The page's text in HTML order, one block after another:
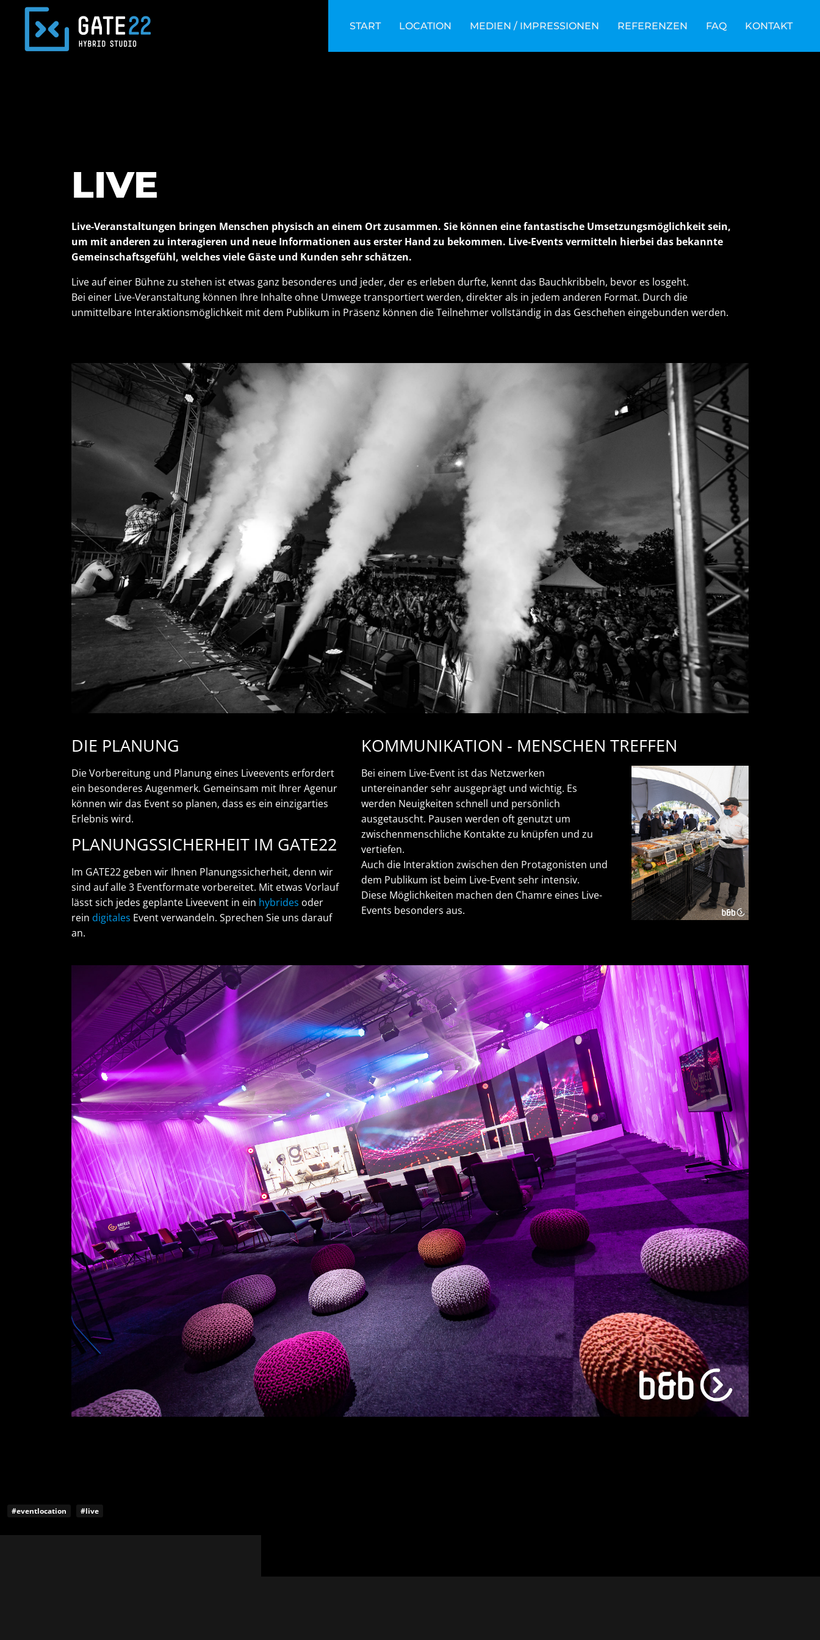
START LOCATION MEDIEN / IMPRESSIONEN REFERENZEN FAQ KONTAKT
LIVE
Live-Veranstaltungen bringen Menschen physisch an einem Ort zusammen. Sie können eine fantastische Umsetzungsmöglichkeit sein,
um mit anderen zu interagieren und neue Informationen aus erster Hand zu bekommen. Live-Events vermitteln hierbei das bekannte
Gemeinschaftsgefühl, welches viele Gäste und Kunden sehr schätzen.
Live auf einer Bühne zu stehen ist etwas ganz besonderes und jeder, der es erleben durfte, kennt das Bauchkribbeln, bevor es losgeht.
Bei einer Live-Veranstaltung können Ihre Inhalte ohne Umwege transportiert werden, direkter als in jedem anderen Format. Durch die
unmittelbare Interaktionsmöglichkeit mit dem Publikum in Präsenz können die Teilnehmer vollständig in das Geschehen eingebunden werden.
DIE PLANUNG
Die Vorbereitung und Planung eines Liveevents erfordert
ein besonderes Augenmerk. Gemeinsam mit Ihrer Agenur
können wir das Event so planen, dass es ein einzigarties
Erlebnis wird.
PLANUNGSSICHERHEIT IM GATE22
Im GATE22 geben wir Ihnen Planungssicherheit, denn wir
sind auf alle 3 Eventformate vorbereitet. Mit etwas Vorlauf
lässt sich jedes geplante Liveevent in ein hybrides oder
rein digitales Event verwandeln. Sprechen Sie uns darauf
an.
KOMMUNIKATION - MENSCHEN TREFFEN
Bei einem Live-Event ist das Netzwerken
untereinander sehr ausgeprägt und wichtig. Es
werden Neuigkeiten schnell und persönlich
ausgetauscht. Pausen werden oft genutzt um
zwischenmenschliche Kontakte zu knüpfen und zu
vertiefen.
Auch die Interaktion zwischen den Protagonisten und
dem Publikum ist beim Live-Event sehr intensiv.
Diese Möglichkeiten machen den Chamre eines Live-
Events besonders aus.
#eventlocation #live